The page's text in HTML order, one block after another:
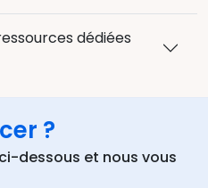
dédiées
?
dessous et nous vous